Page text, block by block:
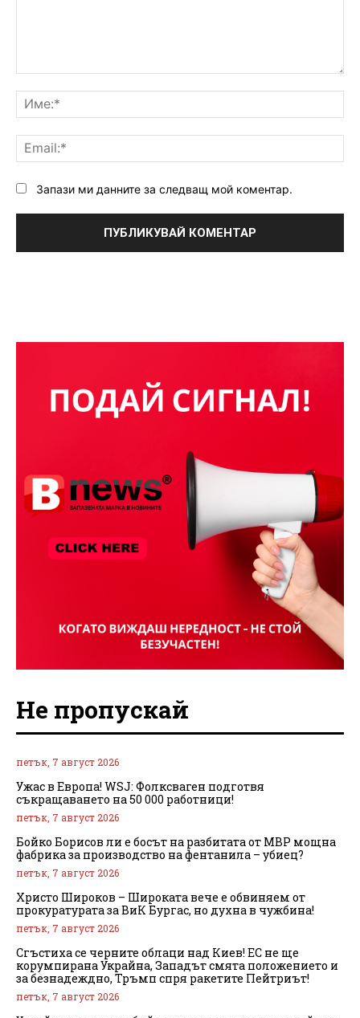
Запази ми данните за следващ мой коментар.
Не пропускай
петък, 7 август 2026
Ужас в Европа! WSJ: Фолксваген подготвя
съкращаването на 50 000 работници!
петък, 7 август 2026
Бойко Борисов ли е босът на разбитата от МВР мощна
фабрика за производство на фентанила – убиец?
петък, 7 август 2026
Христо Широков – Широката вече е обвиняем от
прокуратурата за ВиК Бургас, но духна в чужбина!
петък, 7 август 2026
Сгъстиха се черните облаци над Киев! ЕС не ще
корумпирана Украйна, Западът смята положението и
за безнадеждно, Тръмп спря ракетите Пейтриът!
петък, 7 август 2026